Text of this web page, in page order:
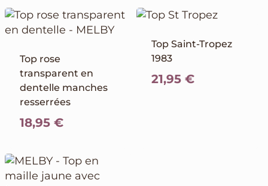
Top rose
transparent en
dentelle manches
resserrées
18,95 €
Top Saint-Tropez
1983
21,95 €